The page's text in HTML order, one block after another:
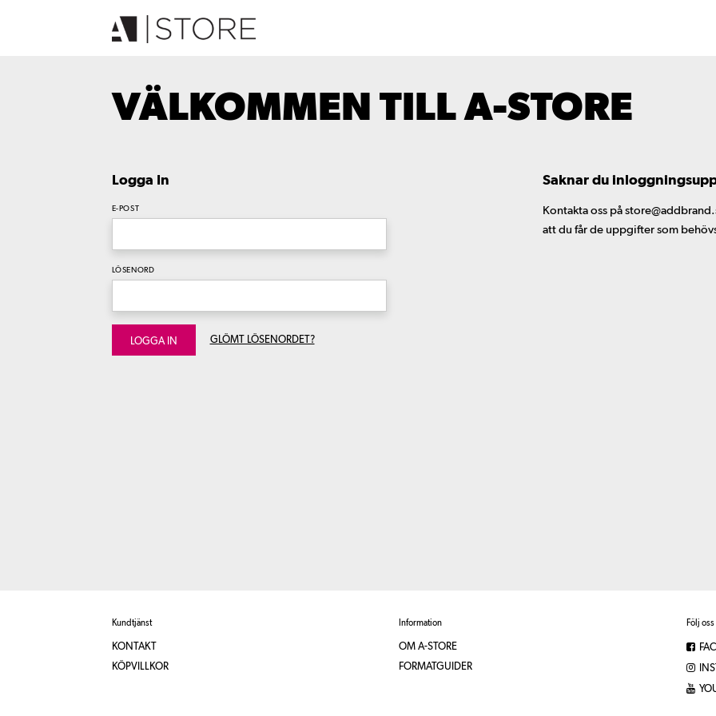
VÄLKOMMEN TILL A-STORE
Logga In
E-POST
LÖSENORD
LOGGA IN GLÖMT LÖSENORDET?
Saknar du
Kontakta oss på
att du får de uppgifter som
Kundtjänst
KONTAKT
KÖPVILLKOR
Information
OM A-STORE
FORMATGUIDER
Följ oss